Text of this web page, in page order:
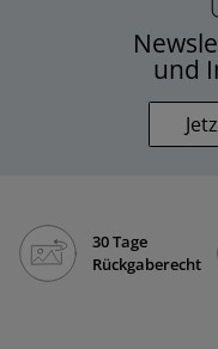
und
30 Tage
Rückgaberecht